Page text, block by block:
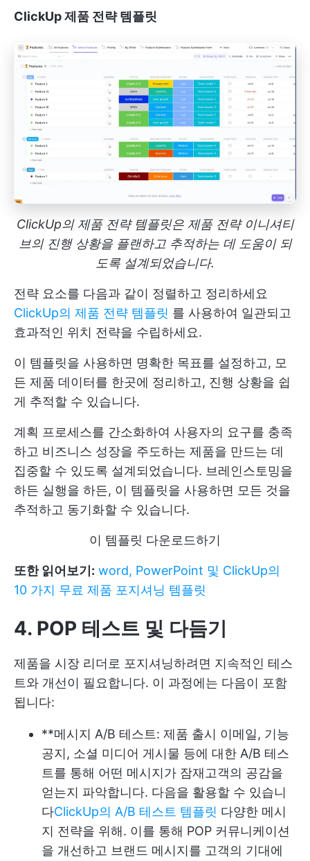
ClickUp 제품 전략 템플릿
ClickUp의 제품 전략 템플릿은 제품 전략 이니셔티
브의 진행 상황을 플랜하고 추적하는 데 도움이 되
도록 설계되었습니다.
전략 요소를 다음과 같이 정렬하고 정리하세요
ClickUp의 제품 전략 템플릿 를 사용하여 일관되고
효과적인 위치 전략을 수립하세요.
이 템플릿을 사용하면 명확한 목표를 설정하고, 모
든 제품 데이터를 한곳에 정리하고, 진행 상황을 쉽
게 추적할 수 있습니다.
계획 프로세스를 간소화하여 사용자의 요구를 충족
하고 비즈니스 성장을 주도하는 제품을 만드는 데
집중할 수 있도록 설계되었습니다. 브레인스토밍을
하든 실행을 하든, 이 템플릿을 사용하면 모든 것을
추적하고 동기화할 수 있습니다.
이 템플릿 다운로드하기
또한 읽어보기: word, PowerPoint 및 ClickUp의
10 가지 무료 제품 포지셔닝 템플릿
4. POP 테스트 및 다듬기
제품을 시장 리더로 포지셔닝하려면 지속적인 테스
트와 개선이 필요합니다. 이 과정에는 다음이 포함
됩니다:
**메시지 A/B 테스트: 제품 출시 이메일, 기능
공지, 소셜 미디어 게시물 등에 대한 A/B 테스
트를 통해 어떤 메시지가 잠재고객의 공감을
얻는지 파악합니다. 다음을 활용할 수 있습니
다ClickUp의 A/B 테스트 템플릿 다양한 메시
지 전략을 위해. 이를 통해 POP 커뮤니케이션
을 개선하고 브랜드 메시지를 고객의 기대에